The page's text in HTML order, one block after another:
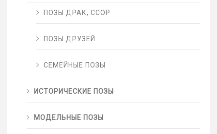
ПОЗЫ ДРАК, ССОР
ПОЗЫ ДРУЗЕЙ
СЕМЕЙНЫЕ ПОЗЫ
ИСТОРИЧЕСКИЕ ПОЗЫ
МОДЕЛЬНЫЕ ПОЗЫ